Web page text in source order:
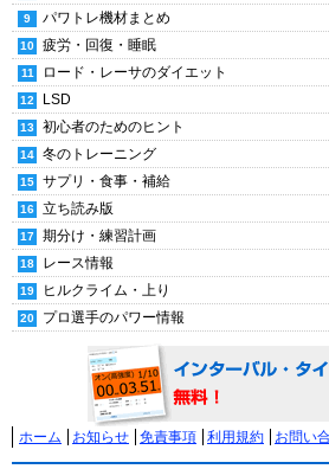
パワトレ機材まとめ
疲労・回復・睡眠
ロード・レーサのダイエット
LSD
初心者のためのヒント
冬のトレーニング
サプリ・食事・補給
立ち読み版
期分け・練習計画
レース情報
ヒルクライム・上り
プロ選手のパワー情報
ホーム お知らせ 免責事項 利用規約 お問い